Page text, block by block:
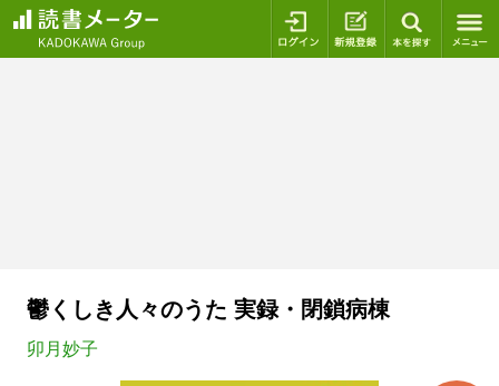
ログイン 新規登録
鬱くしき人々のうた 実録・閉鎖病棟
卯月妙子